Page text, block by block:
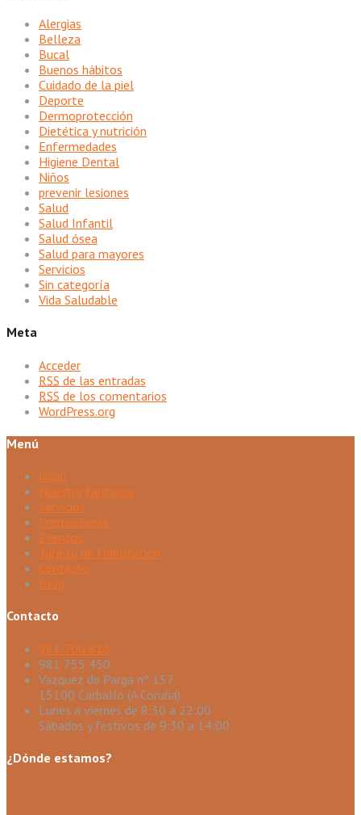
Alergias
Belleza
Bucal
Buenos hábitos
Cuidado de la piel
Deporte
Dermoprotección
Dietética y nutrición
Enfermedades
Higiene Dental
Niños
prevenir lesiones
Salud
Salud Infantil
Salud ósea
Salud para mayores
Servicios
Sin categoría
Vida Saludable
Meta
Acceder
RSS de las entradas
RSS de los comentarios
WordPress.org
Menú
Inicio
Nuestra farmacia
Servicios
Promociones
Eventos
Tarjeta de Fidelizacion
Contacto
Blog
Contacto
981 700 816
981 755 450
Vazquez de Parga nº 157
15100 Carballo (A Coruña)
Lunes a viernes de 8:30 a 22:00
Sábados y festivos de 9:30 a 14:00
¿Dónde estamos?